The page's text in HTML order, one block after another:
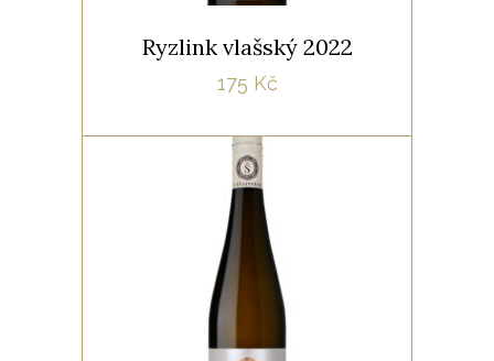
kys: 7,5
Ryzlink vlašský 2022
175 Kč
ROČNÍK 2022